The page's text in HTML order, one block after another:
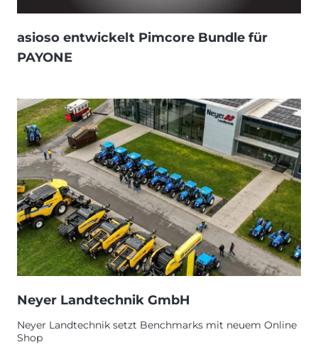
asioso entwickelt Pimcore Bundle für
PAYONE
Neyer Landtechnik GmbH
Neyer Landtechnik setzt Benchmarks mit neuem Online
Shop